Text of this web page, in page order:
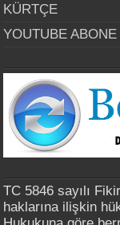
KÜRTÇE
YOUTUBE ABONE
TC 5846 sayılı
haklarına ilişkin